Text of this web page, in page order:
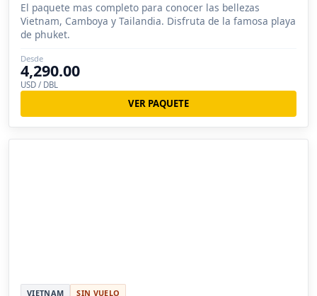
El paquete mas completo para conocer las bellezas
Vietnam, Camboya y Tailandia. Disfruta de la famosa playa
de phuket.
Desde
4,290.00
USD / DBL
VER PAQUETE
VIETNAM SIN VUELO